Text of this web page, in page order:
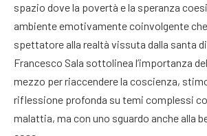
spazio dove la povertà e la speranza
ambiente emotivamente coinvolgente
spettatore alla realtà vissuta dalla santa
Francesco Sala sottolinea l’importanza
mezzo per riaccendere la coscienza,
riflessione profonda su temi complessi
malattia, ma con uno sguardo anche alla